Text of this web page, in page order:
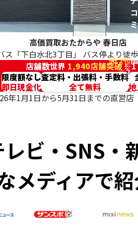
高価買取おたからや春日店
ス「下白水北3丁目」 バス停より徒
店舗数世界 1,940店舗突破！※1
コ
ミ
高
評
価
96.2%
※2
限度額なし
即日現金化
査定料・出張料・手数料
全て無料
年1月1日から5月31日までの直営店
レビ・SNS・
メディアで